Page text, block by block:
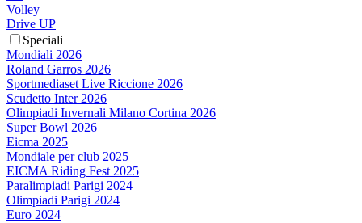
Volley
Drive UP
Speciali
Mondiali 2026
Roland Garros 2026
Sportmediaset Live Riccione 2026
Scudetto Inter 2026
Olimpiadi Invernali Milano Cortina 2026
Super Bowl 2026
Eicma 2025
Mondiale per club 2025
EICMA Riding Fest 2025
Paralimpiadi Parigi 2024
Olimpiadi Parigi 2024
Euro 2024